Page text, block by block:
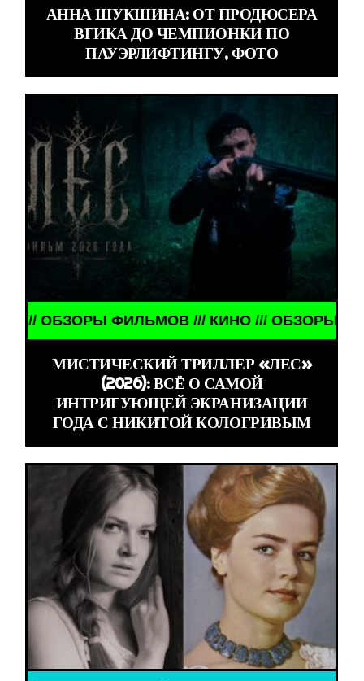
АННА ШУКШИНА: ОТ ПРОДЮСЕРА
ВГИКА ДО ЧЕМПИОНКИ ПО
ПАУЭРЛИФТИНГУ, ФОТО
ФИЛЬМОВ /// КИНО /// ОБЗОРЫ
МИСТИЧЕСКИЙ ТРИЛЛЕР «ЛЕС»
(2026): ВСЁ О САМОЙ
ИНТРИГУЮЩЕЙ ЭКРАНИЗАЦИИ
ГОДА С НИКИТОЙ КОЛОГРИВЫМ